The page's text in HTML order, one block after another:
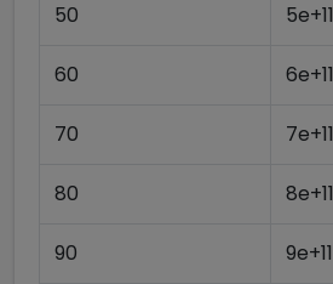
50 5e+11
60 6e+11
70 7e+11
80 8e+11
90 9e+11